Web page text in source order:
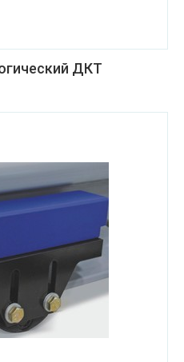
ДКТ